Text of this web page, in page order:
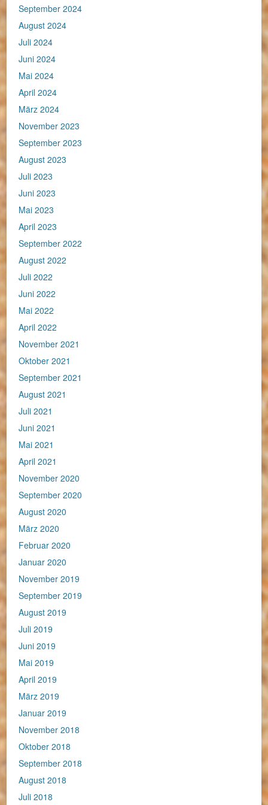
September 2024
August 2024
Juli 2024
Juni 2024
Mai 2024
April 2024
März 2024
November 2023
September 2023
August 2023
Juli 2023
Juni 2023
Mai 2023
April 2023
September 2022
August 2022
Juli 2022
Juni 2022
Mai 2022
April 2022
November 2021
Oktober 2021
September 2021
August 2021
Juli 2021
Juni 2021
Mai 2021
April 2021
November 2020
September 2020
August 2020
März 2020
Februar 2020
Januar 2020
November 2019
September 2019
August 2019
Juli 2019
Juni 2019
Mai 2019
April 2019
März 2019
Januar 2019
November 2018
Oktober 2018
September 2018
August 2018
Juli 2018